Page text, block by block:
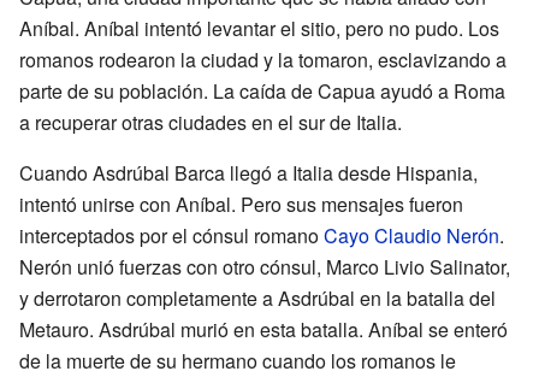
Aníbal. Aníbal intentó levantar el sitio, pero no pudo. Los
romanos rodearon la ciudad y la tomaron, esclavizando a
parte de su población. La caída de Capua ayudó a Roma
a recuperar otras ciudades en el sur de Italia.
Cuando Asdrúbal Barca llegó a Italia desde Hispania,
intentó unirse con Aníbal. Pero sus mensajes fueron
interceptados por el cónsul romanoCayo Claudio Nerón.
Nerón unió fuerzas con otro cónsul, Marco Livio Salinator,
y derrotaron completamente a Asdrúbal en la batalla del
Metauro. Asdrúbal murió en esta batalla. Aníbal se enteró
de la muerte de su hermano cuando los romanos le